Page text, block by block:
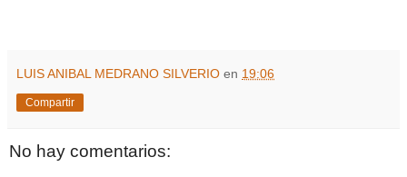
LUIS ANIBAL MEDRANO SILVERIO en 19:06
Compartir
No hay comentarios: